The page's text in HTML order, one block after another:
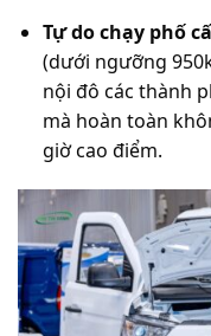
Tự do chạy phố
(dưới ngưỡng
nội đô các thành
mà hoàn toàn
giờ cao điểm.